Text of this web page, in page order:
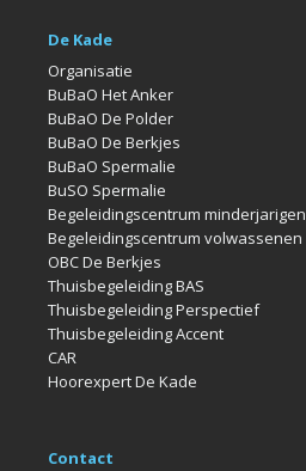
De Kade
Organisatie
BuBaO Het Anker
BuBaO De Polder
BuBaO De Berkjes
BuBaO Spermalie
BuSO Spermalie
Begeleidingscentrum minderjarigen
Begeleidingscentrum volwassenen
OBC De Berkjes
Thuisbegeleiding BAS
Thuisbegeleiding Perspectief
Thuisbegeleiding Accent
CAR
Hoorexpert De Kade
Contact